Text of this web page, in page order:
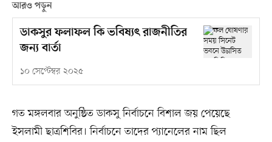
আরও পড়ুন
ডাকসুর ফলাফল কি ভবিষ্যৎ রাজনীতির
জন্য বার্তা
১০ সেপ্টেম্বর ২০২৫
গত মঙ্গলবার অনুষ্ঠিত ডাকসু নির্বাচনে বিশাল জয় পেয়েছে
ইসলামী ছাত্রশিবির। নির্বাচনে তাদের প্যানেলের নাম ছিল